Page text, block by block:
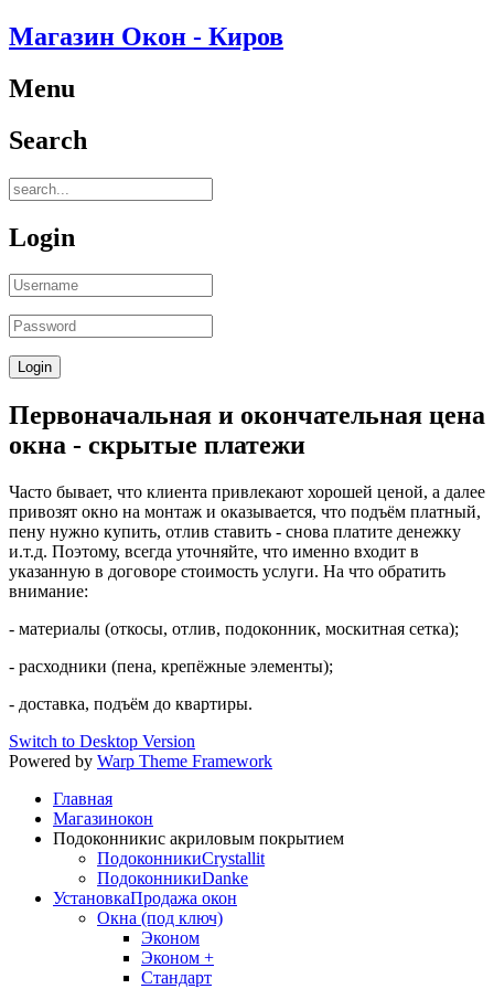
Магазин Окон - Киров
Menu
Search
Login
Первоначальная и окончательная цена
окна - скрытые платежи
Часто бывает, что клиента привлекают хорошей ценой, а далее
привозят окно на монтаж и оказывается, что подъём платный,
пену нужно купить, отлив ставить - снова платите денежку
и.т.д. Поэтому, всегда уточняйте, что именно входит в
указанную в договоре стоимость услуги. На что обратить
внимание:
- материалы (откосы, отлив, подоконник, москитная сетка);
- расходники (пена, крепёжные элементы);
- доставка, подъём до квартиры.
Switch to Desktop Version
Powered by Warp Theme Framework
Главная
Магазинокон
Подоконникис акриловым покрытием
ПодоконникиCrystallit
ПодоконникиDanke
УстановкаПродажа окон
Окна (под ключ)
Эконом
Эконом +
Стандарт